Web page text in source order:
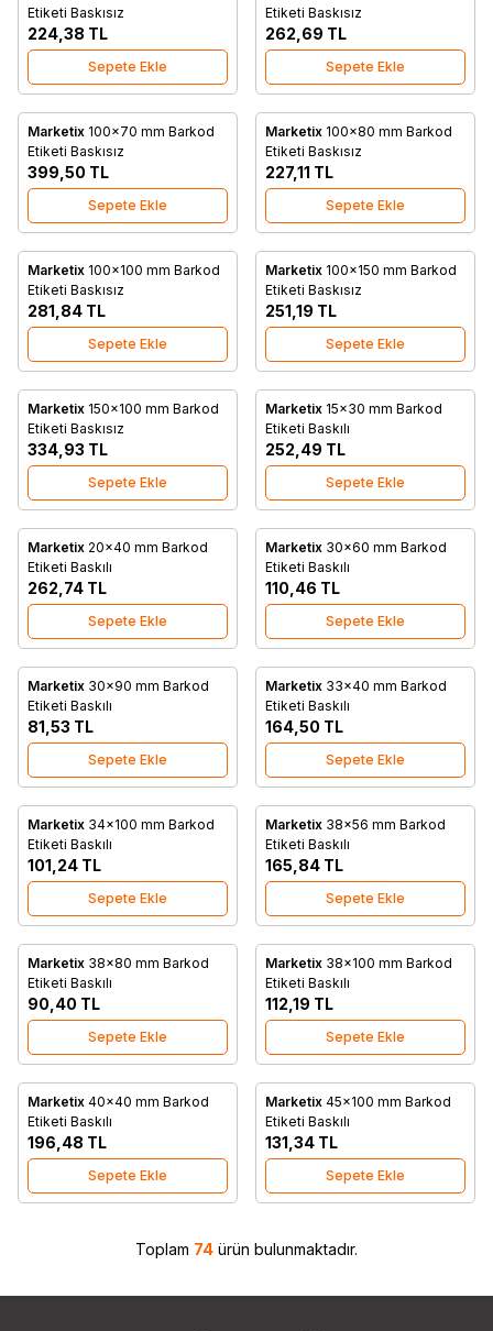
Favorilere Ekle
Etiketi Baskısız
224,38 TL
Sepete Ekle
Favorilere Ekle
Etiketi Baskısız
262,69 TL
Sepete Ekle
Favorilere Ekle
Marketix 100x70 mm Barkod
Etiketi Baskısız
399,50 TL
Sepete Ekle
Favorilere Ekle
Marketix 100x80 mm Barkod
Etiketi Baskısız
227,11 TL
Sepete Ekle
Favorilere Ekle
Marketix 100x100 mm Barkod
Etiketi Baskısız
281,84 TL
Sepete Ekle
Favorilere Ekle
Marketix 100x150 mm Barkod
Etiketi Baskısız
251,19 TL
Sepete Ekle
Favorilere Ekle
Marketix 150x100 mm Barkod
Etiketi Baskısız
334,93 TL
Sepete Ekle
Favorilere Ekle
Marketix 15x30 mm Barkod
Etiketi Baskılı
252,49 TL
Sepete Ekle
Favorilere Ekle
Marketix 20x40 mm Barkod
Etiketi Baskılı
262,74 TL
Sepete Ekle
Favorilere Ekle
Marketix 30x60 mm Barkod
Etiketi Baskılı
110,46 TL
Sepete Ekle
Favorilere Ekle
Marketix 30x90 mm Barkod
Etiketi Baskılı
81,53 TL
Sepete Ekle
Favorilere Ekle
Marketix 33x40 mm Barkod
Etiketi Baskılı
164,50 TL
Sepete Ekle
Favorilere Ekle
Marketix 34x100 mm Barkod
Etiketi Baskılı
101,24 TL
Sepete Ekle
Favorilere Ekle
Marketix 38x56 mm Barkod
Etiketi Baskılı
165,84 TL
Sepete Ekle
Favorilere Ekle
Marketix 38x80 mm Barkod
Etiketi Baskılı
90,40 TL
Sepete Ekle
Favorilere Ekle
Marketix 38x100 mm Barkod
Etiketi Baskılı
112,19 TL
Sepete Ekle
Favorilere Ekle
Marketix 40x40 mm Barkod
Etiketi Baskılı
196,48 TL
Sepete Ekle
Favorilere Ekle
Marketix 45x100 mm Barkod
Etiketi Baskılı
131,34 TL
Sepete Ekle
Toplam 74 ürün bulunmaktadır.